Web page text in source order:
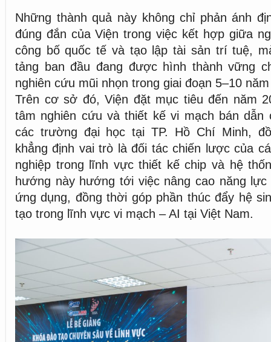
Những thành quả này không chỉ phản ánh
đúng đắn của Viện trong việc kết hợp giữa
công bố quốc tế và tạo lập tài sản trí tuệ,
tảng ban đầu đang được hình thành vững
nghiên cứu mũi nhọn trong giai đoạn 5–10
Trên cơ sở đó, Viện đặt mục tiêu đến năm
tâm nghiên cứu và thiết kế vi mạch bán dẫn
các trường đại học tại TP. Hồ Chí Minh,
khẳng định vai trò là đối tác chiến lược của
nghiệp trong lĩnh vực thiết kế chip và hệ
hướng này hướng tới việc nâng cao năng
ứng dụng, đồng thời góp phần thúc đẩy hệ
tạo trong lĩnh vực vi mạch – AI tại Việt Nam.